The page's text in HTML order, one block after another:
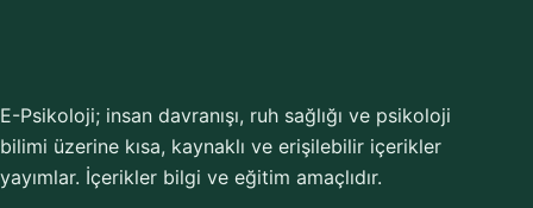
E-Psikoloji; insan davranışı, ruh sağlığı ve psikoloji
bilimi üzerine kısa, kaynaklı ve erişilebilir içerikler
yayımlar. İçerikler bilgi ve eğitim amaçlıdır.